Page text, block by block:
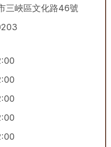
三峽區文化路46號